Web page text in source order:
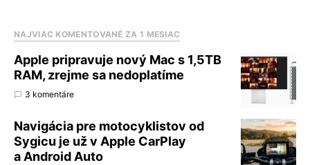
NAJVIAC KOMENTOVANÉ ZA 1 MESIAC
Apple pripravuje nový Mac s 1,5TB
RAM, zrejme sa nedoplatíme
3 komentáre
Navigácia pre motocyklistov od
Sygicu je už v Apple CarPlay
a Android Auto